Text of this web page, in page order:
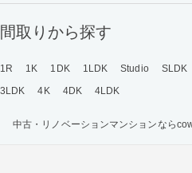
間取りから探す
1R 1K 1DK 1LDK Studio SLDK
3LDK
4K 4DK 4LDK
中古・リノベーションマンションなら